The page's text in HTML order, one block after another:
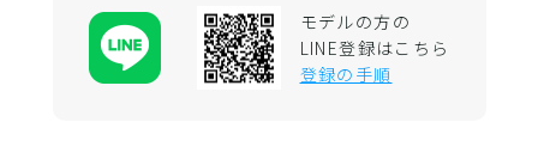
モデルの方の
LINE登録はこちら
登録の手順